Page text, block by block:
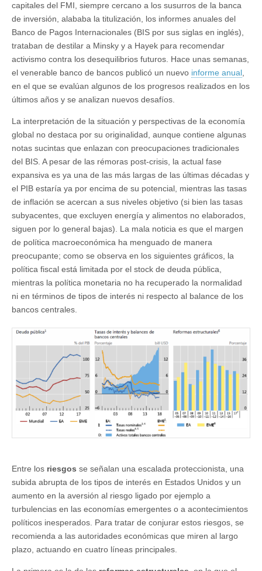
capitales del FMI, siempre cercano a los susurros de la banca
de inversión, alababa la titulización, los informes anuales del
Banco de Pagos Internacionales (BIS por sus siglas en inglés),
trataban de destilar a Minsky y a Hayek para recomendar
activismo contra los desequilibrios futuros. Hace unas semanas,
el venerable banco de bancos publicó un nuevo informe anual
en el que se evalúan algunos de los progresos realizados en los
últimos años y se analizan nuevos desafíos.
La interpretación de la situación y perspectivas de la economía
global no destaca por su originalidad, aunque contiene algunas
notas sucintas que enlazan con preocupaciones tradicionales
del BIS. A pesar de las rémoras post-crisis, la actual fase
expansiva es ya una de las más largas de las últimas décadas y
el PIB estaría ya por encima de su potencial, mientras las tasas
de inflación se acercan a sus niveles objetivo (si bien las tasas
subyacentes, que excluyen energía y alimentos no elaborados,
siguen por lo general bajas). La mala noticia es que el margen
de política macroeconómica ha menguado de manera
preocupante; como se observa en los siguientes gráficos, la
política fiscal está limitada por el stock de deuda pública,
mientras la política monetaria no ha recuperado la normalidad
ni en términos de tipos de interés ni respecto al balance de los
bancos centrales.
Entre los riesgos se señalan una escalada proteccionista, una
subida abrupta de los tipos de interés en Estados Unidos y un
aumento en la aversión al riesgo ligado por ejemplo a
turbulencias en las economías emergentes o a acontecimientos
políticos inesperados. Para tratar de conjurar estos riesgos, se
recomienda a las autoridades económicas que miren al largo
plazo, actuando en cuatro líneas principales.